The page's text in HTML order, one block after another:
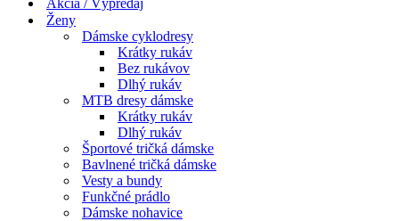
Akcia / Výpredaj
Ženy
Dámske cyklodresy
Krátky rukáv
Bez rukávov
Dlhý rukáv
MTB dresy dámske
Krátky rukáv
Dlhý rukáv
Športové tričká dámske
Bavlnené tričká dámske
Vesty a bundy
Funkčné prádlo
Dámske nohavice